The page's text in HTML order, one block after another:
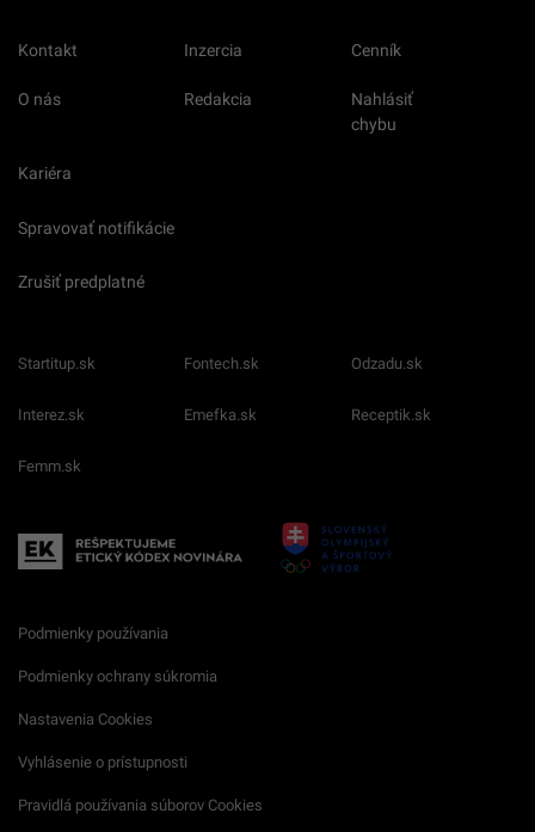
Kontakt Inzercia Cenník
O nás Redakcia
Nahlásiť
chybu
Kariéra
Spravovať notifikácie
Zrušiť predplatné
Startitup.sk Fontech.sk Odzadu.sk
Interez.sk Emefka.sk Receptik.sk
Femm.sk
Podmienky používania
Podmienky ochrany súkromia
Nastavenia Cookies
Vyhlásenie o prístupnosti
Pravidlá používania súborov Cookies